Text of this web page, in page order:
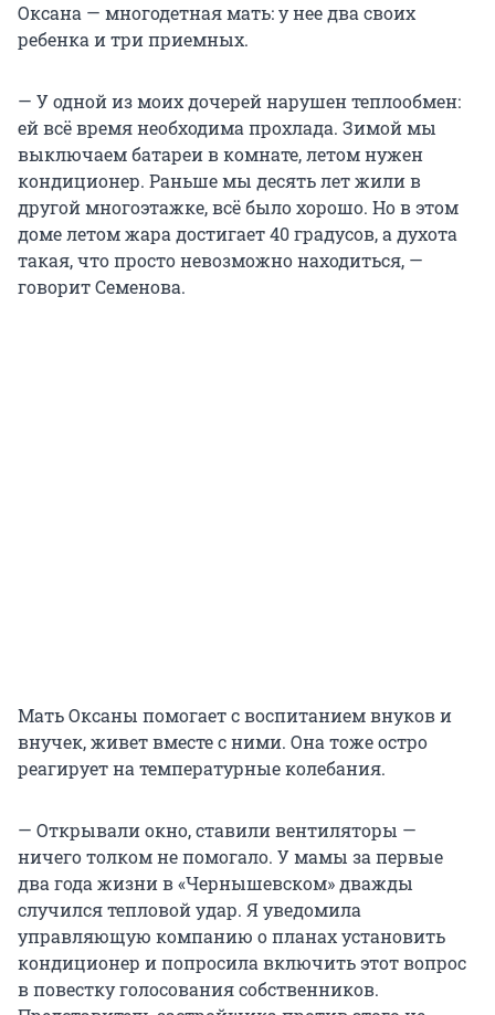
Оксана — многодетная мать: у нее два своих
ребенка и три приемных.
— У одной из моих дочерей нарушен теплообмен:
ей всё время необходима прохлада. Зимой мы
выключаем батареи в комнате, летом нужен
кондиционер. Раньше мы десять лет жили в
другой многоэтажке, всё было хорошо. Но в этом
доме летом жара достигает 40 градусов, а духота
такая, что просто невозможно находиться, —
говорит Семенова.
Мать Оксаны помогает с воспитанием внуков и
внучек, живет вместе с ними. Она тоже остро
реагирует на температурные колебания.
— Открывали окно, ставили вентиляторы —
ничего толком не помогало. У мамы за первые
два года жизни в «Чернышевском» дважды
случился тепловой удар. Я уведомила
управляющую компанию о планах установить
кондиционер и попросила включить этот вопрос
в повестку голосования собственников.